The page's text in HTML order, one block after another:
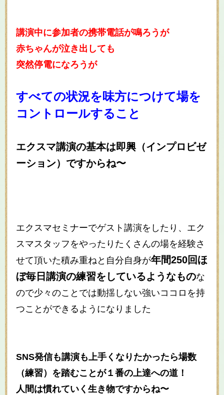
講演中に参加者の携帯電話が鳴ろうが
赤ちゃんが泣き出しても
突然停電になろうが
すべての状況を味方につけて場を
コントロールすること
エクスマ講演の基本は即興（インプロビゼ
ーション）ですからね〜
エクスマセミナーでゲスト講演をしたり、エク
スマスタッフをやったりたくさんの場を経験さ
せて頂いた積み重ねと自分自身が年間250回ほ
ぼ毎日講演の練習をしているようなものな
ので少々のことでは動揺しない強いココロを持
つことができるようになりました
SNS発信も講演も上手くなりたかったら場数
（練習）を踏むことが１番の上達への道！
人間は慣れていく生き物ですからね〜